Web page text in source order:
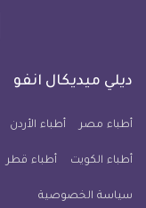
فيسبوكتويتر
ديلي ميديكال انفو
أطباء مصر أطباء الأردن
أطباء الكويت أطباء قطر
سياسة الخصوصية